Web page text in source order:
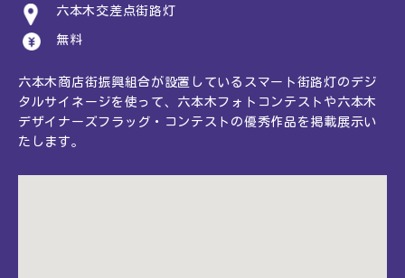
六本木交差点街路灯
無料
六本木商店街振興組合が設置しているスマート街路灯のデジ
タルサイネージを使って、六本木フォトコンテストや六本木
デザイナーズフラッグ・コンテストの優秀作品を掲載展示い
たします。